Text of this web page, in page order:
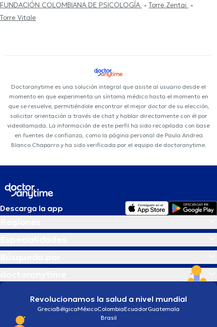
FUNDACIÓN COLOMBIANA DE PSICOLOGÍA
Torre Zentai
Torre Vitale
Doctoranytime es una solución integral que asiste al usuario desde el
momento en que experimenta un síntoma médico hasta el momento en
que se resuelve, permitiéndole encontrar el mejor doctor de su elección,
solicitar orientación a través de chat y hablar directamente con él por
videollamada. La información de este perfil ha sido recopilada con base
en fuentes de confianza, como la página personal de Paula Andrea
Blanco Chaparro y ha sido verificada por el equipo de doctoranytime.
Descarga la app
Revolucionamos la salud a nivel mundial
GreciaBélgicaMéxicoColombiaEcuadorGuatemala
Brasil